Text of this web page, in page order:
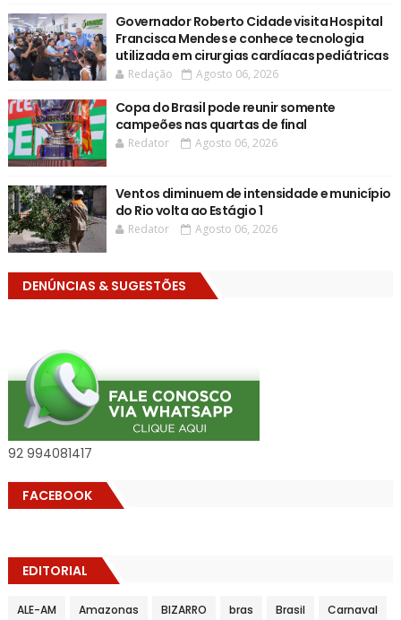
Governador Roberto Cidade visita Hospital
Francisca Mendes e conhece tecnologia
utilizada em cirurgias cardíacas pediátricas
Redação Agosto 06, 2026
Copa do Brasil pode reunir somente
campeões nas quartas de final
Redator Agosto 06, 2026
Ventos diminuem de intensidade e município
do Rio volta ao Estágio 1
Redator Agosto 06, 2026
DENÚNCIAS & SUGESTÕES
92 994081417
FACEBOOK
EDITORIAL
ALE-AM Amazonas BIZARRO bras Brasil Carnaval